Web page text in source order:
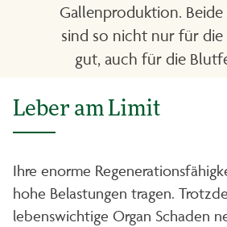
Gallenproduktion.
sind so nicht nur für die
gut, auch für die
Leber am Limit
Ihre enorme
hohe Belastungen tragen.
lebenswichtige Organ Schaden